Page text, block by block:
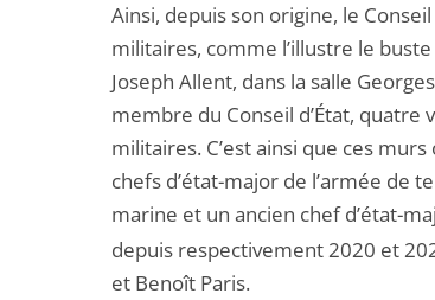
Ainsi, depuis son origine, le
militaires, comme l’illustre le
Joseph Allent, dans la salle
membre du Conseil d’État, quatre
militaires. C’est ainsi que ces
chefs d’état-major de l’armée de
marine et un ancien chef d’état-
depuis respectivement 2020 et
et Benoît Paris.